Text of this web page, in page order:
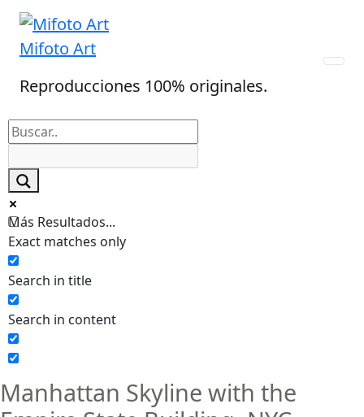
Skip
content
Mifoto Art
Reproducciones 100% originales.
Más Resultados...
Exact matches only
Search in title
Search in content
Manhattan Skyline with the